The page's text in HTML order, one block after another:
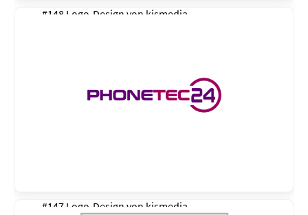
#148 Logo-Design von kismedia
#147 Logo-Design von kismedia